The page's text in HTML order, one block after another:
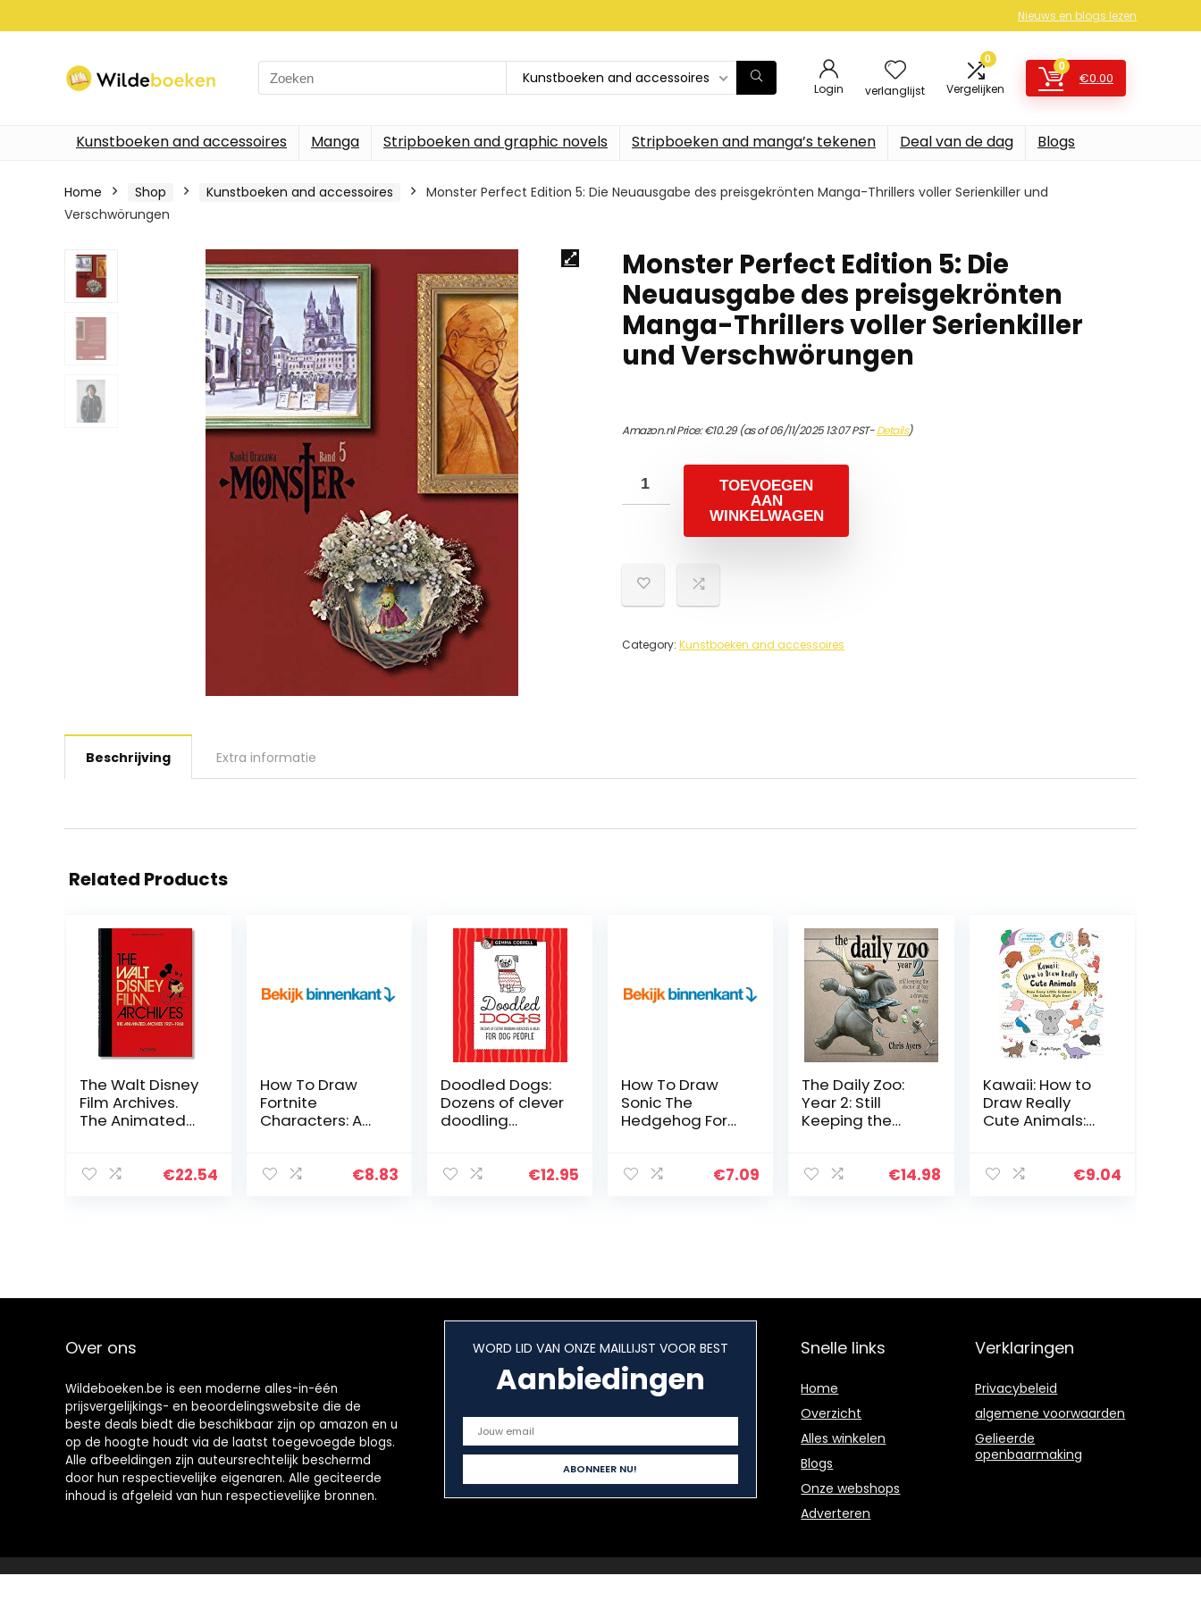
Nieuws en blogs lezen
Search
for:
Kunstboeken and accessoires
Login verlanglijst
0
Vergelijken
0
€0.00
Kunstboeken and accessoires Manga Stripboeken and graphic novels Stripboeken and manga’s tekenen Deal van de dag Blogs
Home Shop Kunstboeken and accessoires
Monster Perfect Edition 5: Die Neuausgabe des preisgekrönten Manga-Thrillers voller Serienkiller und
Verschwörungen
Monster Perfect Edition 5: Die
Neuausgabe des preisgekrönten
Manga-Thrillers voller Serienkiller
und Verschwörungen
Amazon.nl Price:€10.29(as of 06/11/2025 13:07 PST-Details)
TOEVOEGEN
AAN
WINKELWAGEN
Category: Kunstboeken and accessoires
Beschrijving Extra informatie
Related Products
The Walt Disney
Film Archives.
The Animated
The Animated
€22.54
How To Draw
Fortnite
Characters: A
Beginners & Kids
€8.83
Doodled Dogs:
Dozens of clever
doodling
people
€12.95
How To Draw
Sonic The
Hedgehog For
To Drawing 19
€7.09
The Daily Zoo:
Year 2: Still
Keeping the
a Day
€14.98
Kawaii: How to
Draw Really
Cute Animals:
Cutest Style €9.04
Over ons
Wildeboeken.be is een moderne alles-in-één
prijsvergelijkings- en beoordelingswebsite die de
beste deals biedt die beschikbaar zijn op amazon en u
op de hoogte houdt via de laatst toegevoegde blogs.
Alle afbeeldingen zijn auteursrechtelijk beschermd
door hun respectievelijke eigenaren. Alle geciteerde
inhoud is afgeleid van hun respectievelijke bronnen.
WORD LID VAN ONZE MAILLIJST VOOR BEST
Aanbiedingen
Snelle links
Home
Overzicht
Alles winkelen
Blogs
Onze webshops
Adverteren
Verklaringen
Privacybeleid
algemene voorwaarden
Gelieerde
openbaarmaking